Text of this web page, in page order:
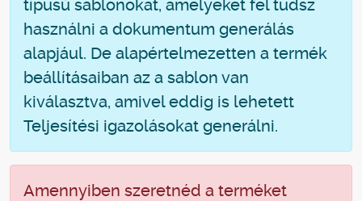
típusú sablonokat, amelyeket fel tudsz
használni a dokumentum generálás
alapjául. De alapértelmezetten a termék
beállításaiban az a sablon van
kiválasztva, amivel eddig is lehetett
Teljesítési igazolásokat generálni.
Amennyiben szeretnéd a terméket